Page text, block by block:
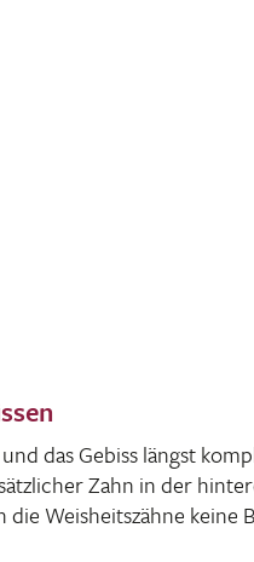
das Gebiss längst
Zahn in der
Weis­heits­zähne keine